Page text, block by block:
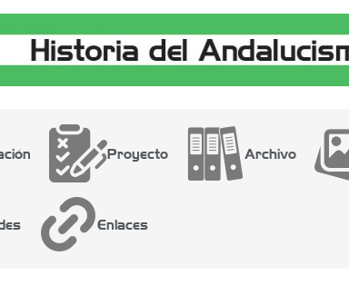
Proyecto Archivo
Enlaces